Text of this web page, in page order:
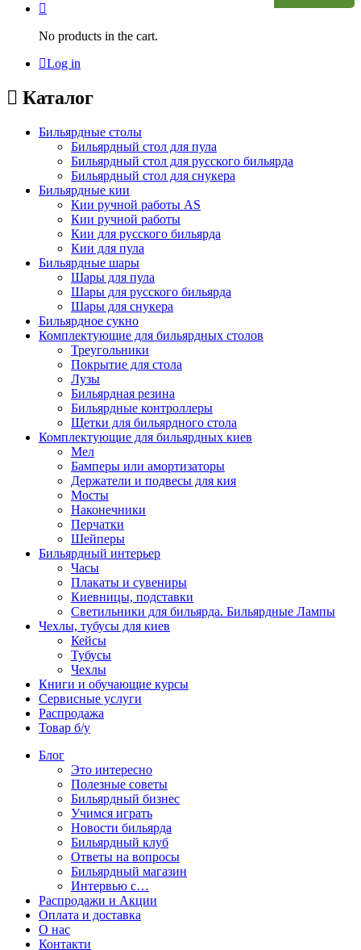
No products in the cart.
Log in
Каталог
Бильярдные столы
Бильярдный стол для пула
Бильярдный стол для русского бильярда
Бильярдный стол для снукера
Бильярдные кии
Кии ручной работы AS
Кии ручной работы
Кии для русского бильярда
Кии для пула
Бильярдные шары
Шары для пула
Шары для русского бильярда
Шары для снукера
Бильярдное сукно
Комплектующие для бильярдных столов
Треугольники
Покрытие для стола
Лузы
Бильярдная резина
Бильярдные контроллеры
Щетки для бильярдного стола
Комплектующие для бильярдных киев
Мел
Бамперы или амортизаторы
Держатели и подвесы для кия
Мосты
Наконечники
Перчатки
Шейперы
Бильярдный интерьер
Часы
Плакаты и сувениры
Киевницы, подставки
Светильники для бильярда. Бильярдные Лампы
Чехлы, тубусы для киев
Кейсы
Тубусы
Чехлы
Книги и обучающие курсы
Сервисные услуги
Распродажа
Товар б/у
Блог
Это интересно
Полезные советы
Бильярдный бизнес
Учимся играть
Новости бильярда
Бильярдный клуб
Ответы на вопросы
Бильярдный магазин
Интервью с…
Распродажи и Акции
Оплата и доставка
О нас
Контакти